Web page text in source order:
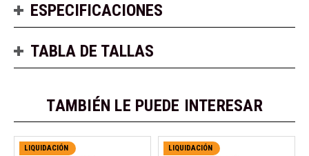
ESPECIFICACIONES
TABLA DE TALLAS
TAMBIÉN LE PUEDE INTERESAR
LIQUIDACIÓN LIQUIDACIÓN